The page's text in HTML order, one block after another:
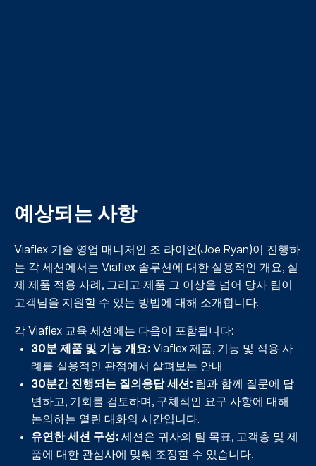
예상되는 사항
Viaflex 기술 영업 매니저인 조 라이언(Joe Ryan)이 진행하
는 각 세션에서는 Viaflex 솔루션에 대한 실용적인 개요, 실
제 제품 적용 사례, 그리고 제품 그 이상을 넘어 당사 팀이
고객님을 지원할 수 있는 방법에 대해 소개합니다.
각 Viaflex 교육 세션에는 다음이 포함됩니다:
30분 제품 및 기능 개요: Viaflex 제품, 기능 및 적용 사
례를 실용적인 관점에서 살펴보는 안내.
30분간 진행되는 질의응답 세션: 팀과 함께 질문에 답
변하고, 기회를 검토하며, 구체적인 요구 사항에 대해
논의하는 열린 대화의 시간입니다.
유연한 세션 구성: 세션은 귀사의 팀 목표, 고객층 및 제
품에 대한 관심사에 맞춰 조정할 수 있습니다.